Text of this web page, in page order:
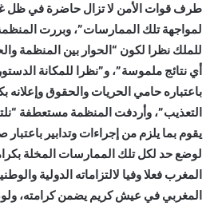
طرف قوات الأمن لا تزال حاضرة في ظل
لمواجهة تلك الممارسات”، وبررت
للملك نظرا لكون “الحوار بين المنظمة
أي نتائج ملموسة”، و”نظرا للمكانة
باعتباره حامي الحريات والحقوق وإعلانه
التعذيب”، وأردفت المنظمة مستعطفة
يقوم بما يلزم من إجراءات وتدابير
لوضع حد لكل تلك الممارسات المخلة
المغرب فعلا وفيا لالتزاماته الدولية
المغربي في عيش كريم يضمن كرامته،